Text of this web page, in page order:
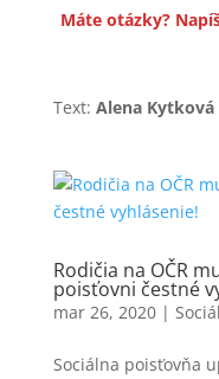
Máte otázky?
Text: Alena Kytková
Rodičia na OČR
poisťovni čestné
mar 26, 2020|
Sociálna poisťovňa